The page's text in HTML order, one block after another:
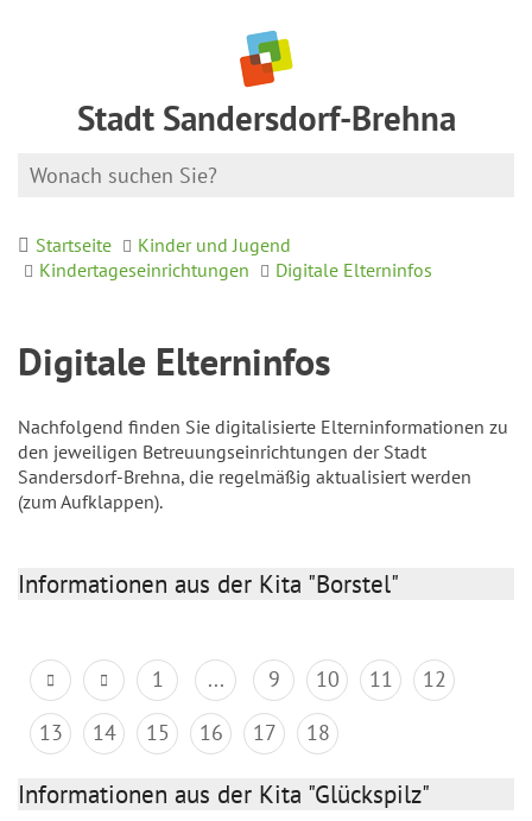
Stadt Sandersdorf-Brehna
Startseite
Kinder und Jugend
Kindertageseinrichtungen
Digitale Elterninfos
Digitale Elterninfos
Nachfolgend finden Sie digitalisierte Elterninformationen zu
den jeweiligen Betreuungseinrichtungen der Stadt
Sandersdorf-Brehna, die regelmäßig aktualisiert werden
(zum Aufklappen).
Informationen aus der Kita "Borstel"
1 ... 9 10 11
12
13
14 15 16 17 18
Informationen aus der Kita "Glückspilz"